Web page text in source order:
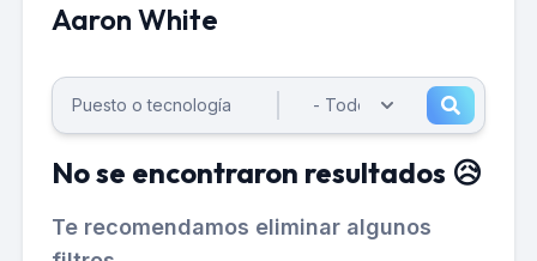
Aaron White
No se encontraron resultados 😥
Te recomendamos eliminar algunos